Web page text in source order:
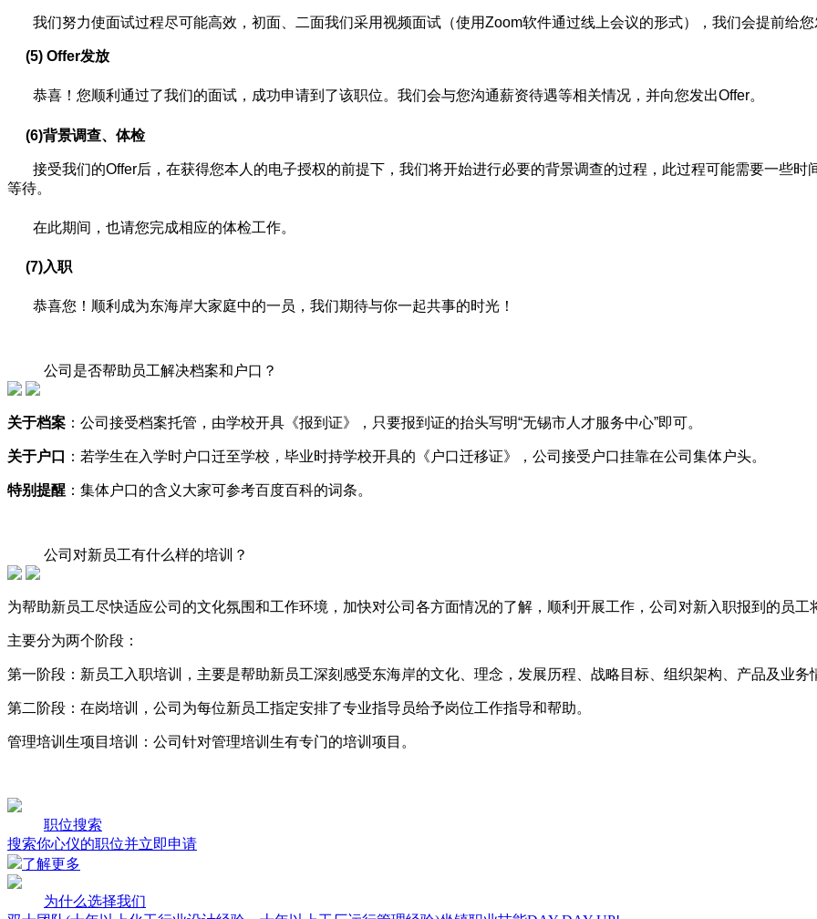
我们努力使面试过程尽可能高效，初面、二面我们采用视频面试（使用Zoom软件通过线上会议的形式），我们会提前给您
(5) Offer发放
恭喜！您顺利通过了我们的面试，成功申请到了该职位。我们会与您沟通薪资待遇等相关情况，并向您发出Offer。
(6)背景调查、体检
接受我们的Offer后，在获得您本人的电子授权的前提下，我们将开始进行必要的背景调查的过程，此过程可能需要一些
等待。
在此期间，也请您完成相应的体检工作。
(7)入职
恭喜您！顺利成为东海岸大家庭中的一员，我们期待与你一起共事的时光！
公司是否帮助员工解决档案和户口？
关于档案 ：公司接受档案托管，由学校开具《报到证》，只要报到证的抬头写明“无锡市人才服务中心”即可。
关于户口 ： 若学生在入学时户口迁至学校，毕业时持学校开具的《户口迁移证》，公司接受户口挂靠在公司集体户头。
特别提醒 ： 集体户口的含义大家可参考百度百科的词条。
公司对新员工有什么样的培训？
为帮助新员工尽快适应公司的文化氛围和工作环境，加快对公司各方面情况的了解，顺利开展工作，公司对新入职报到的员工
主要分为两个阶段：
第一阶段：新员工入职培训，主要是帮助新员工深刻感受东海岸的文化、理念，发展历程、战略目标、组织架构、产品及业务
第二阶段：在岗培训，公司为每位新员工指定安排了专业指导员给予岗位工作指导和帮助。
管理培训生项目培训：公司针对管理培训生有专门的培训项目。
职位搜索
搜索你心仪的职位并立即申请
了解更多
为什么选择我们